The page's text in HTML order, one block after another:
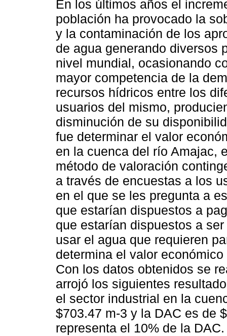
En los últimos años el
población ha provocado la
y la contaminación de los
de agua generando diversos
nivel mundial, ocasionando
mayor competencia de la
recursos hídricos entre los
usuarios del mismo,
disminución de su
fue determinar el valor
en la cuenca del río Amajac,
método de valoración
a través de encuestas a los
en el que se les pregunta a
que estarían dispuestos a
que estarían dispuestos a
usar el agua que requieren
determina el valor
Con los datos obtenidos se
arrojó los siguientes
el sector industrial en la
$703.47 m-3 y la DAC es de
representa el 10% de la DAC.